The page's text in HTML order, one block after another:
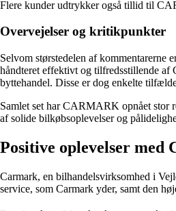
Flere kunder udtrykker også tillid til
Overvejelser og kritikpunkter
Selvom størstedelen af
håndteret effektivt og tilfredsstillende
byttehandel. Disse er dog enkelte
Samlet set har CARMARK opnået stor
af solide bilkøbsoplevelser og
Positive oplevelser med
Carmark, en bilhandelsvirksomhed i
service, som Carmark yder, samt den